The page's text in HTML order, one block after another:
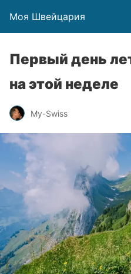
Моя Швейцария
Первый день
на этой неделе
My-Swiss